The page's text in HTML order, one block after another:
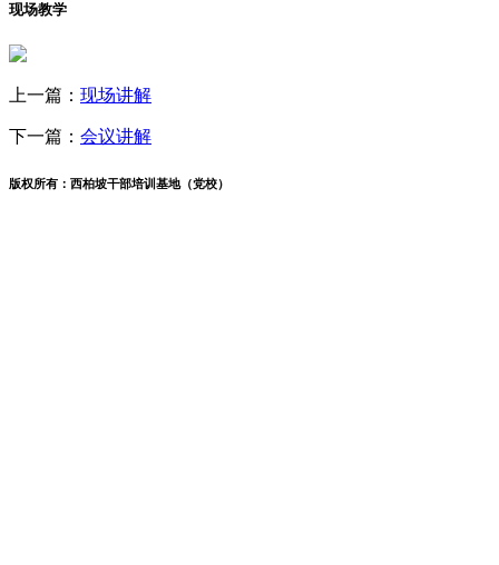
现场教学
上一篇： 现场讲解
下一篇： 会议讲解
版权所有：西柏坡干部培训基地（党校）